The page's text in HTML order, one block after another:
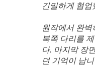
긴밀하게 협업
원작에서 완벽
북쪽 다리를
다. 마지막 장
던 기억이 납